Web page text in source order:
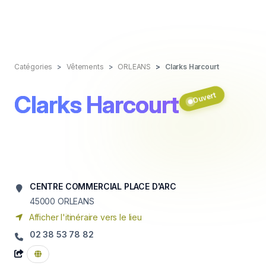
Catégories Vêtements ORLEANS Clarks Harcourt
Clarks Harcourt Ouvert
CENTRE COMMERCIAL PLACE D'ARC
45000 ORLEANS
Afficher l'itinéraire vers le lieu
02 38 53 78 82